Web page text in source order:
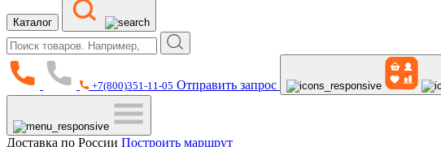
Каталог
+7(800)351-11-05 Отправить запрос
Доставка по России Построить маршрут